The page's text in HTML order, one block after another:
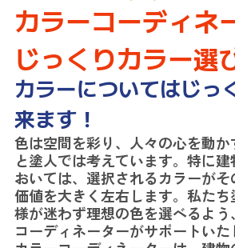
カラーコーディネ
じっくりカラー選
カラーについてはじっ
来ます！
色は空間を彩り、人々の心を動
と塗人では考えています。特に
おいては、選択されるカラーが
価値を大きく左右します。私た
様が迷わず理想の色を選べるよ
コーディネーターがサポートいた